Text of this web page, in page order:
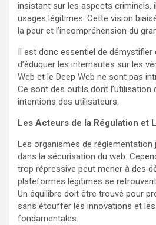
insistant sur les aspects criminels,
usages légitimes. Cette vision
la peur et l’incompréhension du
Il est donc essentiel de
d’éduquer les internautes sur les
Web et le Deep Web ne sont pas
Ce sont des outils dont l’utilisation
intentions des utilisateurs.
Les Acteurs de la Régulation et
Les organismes de réglementation
dans la sécurisation du web.
trop répressive peut mener à des
plateformes légitimes se
Un équilibre doit être trouvé pour
sans étouffer les innovations et
fondamentales.